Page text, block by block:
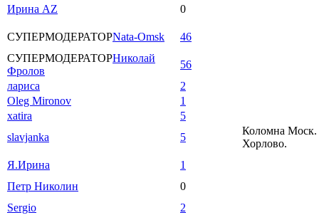
Ирина AZ
0
СУПЕРМОДЕРАТОРNata-Omsk
46
СУПЕРМОДЕРАТОРНиколай
Фролов
56
лариса
2
Oleg Mironov
1
xatira
5
slavjanka
5
Коломна Моск.
Хорлово.
Я.Ирина
1
Петр Николин
0
Sergio
2